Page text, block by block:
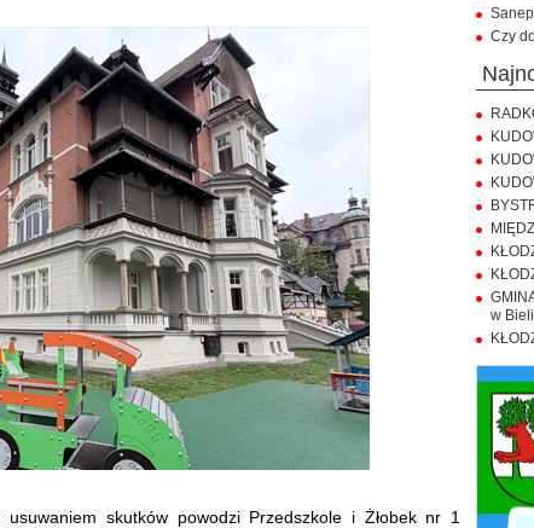
skutków powodzi Przedszkole i Żłobek nr 1
Czy
w